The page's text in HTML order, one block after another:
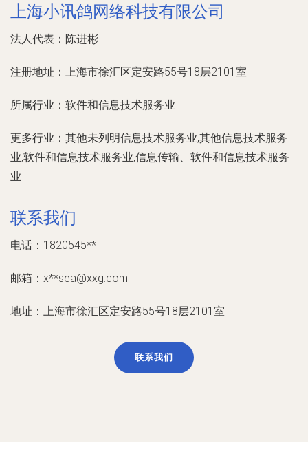
上海小讯鸽网络科技有限公司
法人代表： 陈进彬
注册地址： 上海市徐汇区定安路55号18层2101室
所属行业： 软件和信息技术服务业
更多行业： 其他未列明信息技术服务业,其他信息技术服务
业,软件和信息技术服务业,信息传输、软件和信息技术服务
业
联系我们
电话：1820545**
邮箱：x**sea@xxg.com
地址：上海市徐汇区定安路55号18层2101室
联系我们